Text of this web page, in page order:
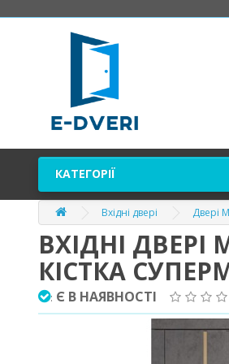
КАТЕГОРІЇ
Вхідні двері Двері
ВХІДНІ
КІСТКА
: Є В НАЯВНОСТІ